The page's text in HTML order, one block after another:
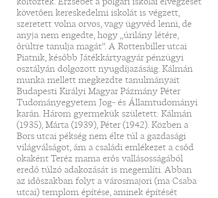
követően kereskedelmi iskolát is végzett,
szeretett volna orvos, vagy ügyvéd lenni, de
anyja nem engedte, hogy „úrilány létére,
őrültre tanulja magát”. A Rottenbiller utcai
Piatnik, később Játékkártyagyár pénzügyi
osztályán dolgozott nyugdíjazásáig. Kálmán
munka mellett megkezdte tanulmányait
Budapesti Királyi Magyar Pázmány Péter
Tudományegyetem Jog- és Államtudományi
karán. Három gyermekük született: Kálmán
(1935), Márta (1939), Péter (1942). Közben a
Bors utcai pékség nem élte túl a gazdasági
világválságot, ám a családi emlékezet a csőd
okaként Teréz mama erős vallásosságából
eredő túlzó adakozását is megemlíti. Abban
az időszakban folyt a városmajori (ma Csaba
utcai) templom építése, aminek építését